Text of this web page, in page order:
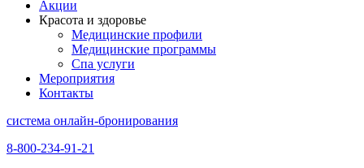
Акции
Красота и здоровье
Медицинские профили
Медицинские программы
Спа услуги
Мероприятия
Контакты
система онлайн-бронирования
8-800-234-91-21